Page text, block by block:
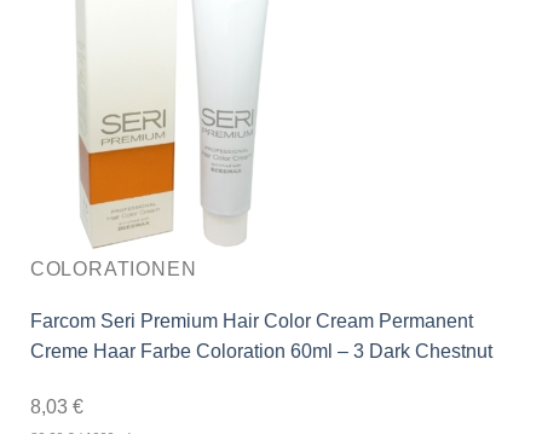
COLORATIONEN
Farcom Seri Premium Hair Color Cream Permanent
Creme Haar Farbe Coloration 60ml – 3 Dark Chestnut
8,03 €